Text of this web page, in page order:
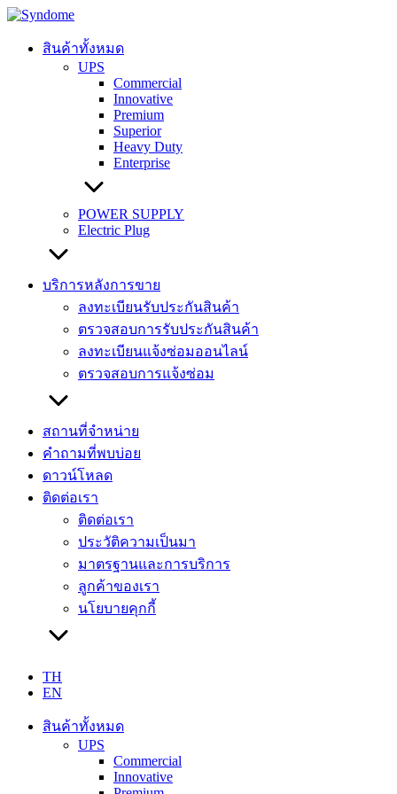
Skip
contentสินค้าทั้งหมด
UPS
Commercial
Innovative
Premium
Superior
Heavy Duty
Enterprise
POWER SUPPLY
Electric Plug
บริการหลังการขาย
ลงทะเบียนรับประกันสินค้า
ตรวจสอบการรับประกันสินค้า
ลงทะเบียนแจ้งซ่อมออนไลน์
ตรวจสอบการแจ้งซ่อม
สถานที่จำหน่าย
คำถามที่พบบ่อย
ดาวน์โหลด
ติดต่อเรา
ติดต่อเรา
ประวัติความเป็นมา
มาตรฐานและการบริการ
ลูกค้าของเรา
นโยบายคุกกี้
TH
EN
สินค้าทั้งหมด
UPS
Commercial
Innovative